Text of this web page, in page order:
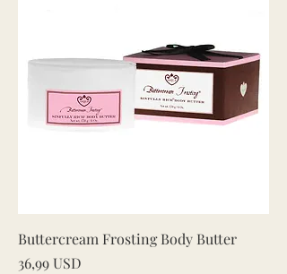
Buttercream Frosting Body Butter
Prezzo
36,99 USD